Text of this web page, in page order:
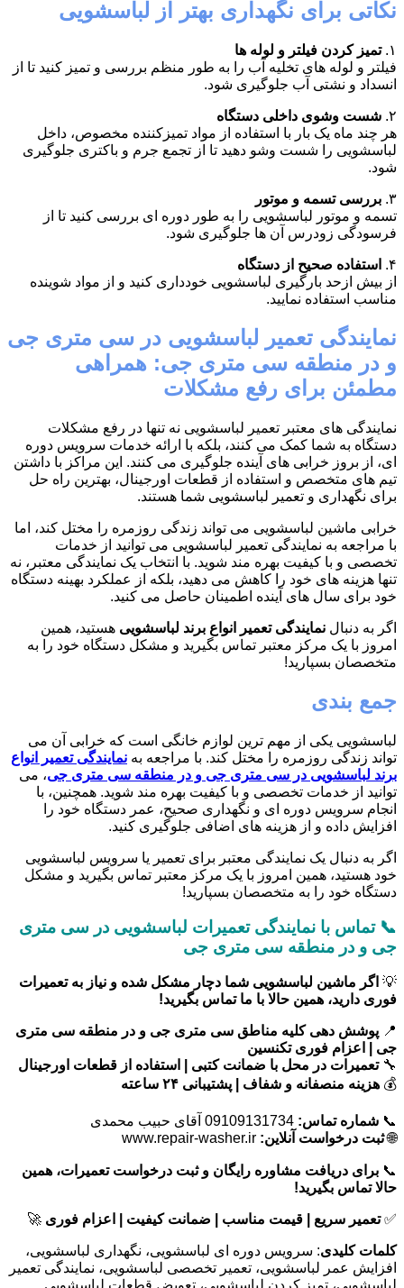
نکاتی برای نگهداری بهتر از لباسشویی
۱. تمیز کردن فیلتر و لوله ها
فیلتر و لوله های تخلیه آب را به طور منظم بررسی و تمیز کنید تا از
انسداد و نشتی آب جلوگیری شود.
۲. شست وشوی داخلی دستگاه
هر چند ماه یک بار با استفاده از مواد تمیزکننده مخصوص، داخل
لباسشویی را شست وشو دهید تا از تجمع جرم و باکتری جلوگیری
شود.
۳. بررسی تسمه و موتور
تسمه و موتور لباسشویی را به طور دوره ای بررسی کنید تا از
فرسودگی زودرس آن ها جلوگیری شود.
۴.
استفاده صحیح از دستگاه
از بیش ازحد بارگیری لباسشویی خودداری کنید و از مواد شوینده
مناسب استفاده نمایید.
نمایندگی تعمیر لباسشویی در سی متری جی
و در منطقه سی متری جی: همراهی
مطمئن برای رفع مشکلات
نمایندگی های معتبر تعمیر لباسشویی نه تنها در رفع مشکلات
دستگاه به شما کمک می کنند، بلکه با ارائه خدمات سرویس دوره
ای، از بروز خرابی های آینده جلوگیری می کنند. این مراکز با داشتن
تیم های متخصص و استفاده از قطعات اورجینال، بهترین راه حل
برای نگهداری و تعمیر لباسشویی شما هستند.
خرابی ماشین لباسشویی می تواند زندگی روزمره را مختل کند، اما
با مراجعه به نمایندگی تعمیر لباسشویی می توانید از خدمات
تخصصی و با کیفیت بهره مند شوید. با انتخاب یک نمایندگی معتبر، نه
تنها هزینه های خود را کاهش می دهید، بلکه از عملکرد بهینه دستگاه
خود برای سال های آینده اطمینان حاصل می کنید.
اگر به دنبال نمایندگی تعمیر انواع برند لباسشویی هستید، همین
امروز با یک مرکز معتبر تماس بگیرید و مشکل دستگاه خود را به
متخصصان بسپارید!
جمع بندی
لباسشویی یکی از مهم ترین لوازم خانگی است که خرابی آن می
تواند زندگی روزمره را مختل کند. با مراجعه به نمایندگی تعمیر انواع
برند لباسشویی در سی متری جی و در منطقه سی متری جی، می
توانید از خدمات تخصصی و با کیفیت بهره مند شوید. همچنین، با
انجام سرویس دوره ای و نگهداری صحیح، عمر دستگاه خود را
افزایش داده و از هزینه های اضافی جلوگیری کنید.
اگر به دنبال یک نمایندگی معتبر برای تعمیر یا سرویس لباسشویی
خود هستید، همین امروز با یک مرکز معتبر تماس بگیرید و مشکل
دستگاه خود را به متخصصان بسپارید!
📞 تماس با نمایندگی تعمیرات لباسشویی در سی متری
جی و در منطقه سی متری جی
💡 اگر ماشین لباسشویی شما دچار مشکل شده و نیاز به تعمیرات
فوری دارید، همین حالا با ما تماس بگیرید!
📍 پوشش دهی کلیه مناطق سی متری جی و در منطقه سی متری
جی | اعزام فوری تکنسین
🔧تعمیرات در محل با ضمانت کتبی | استفاده از قطعات اورجینال
💰 هزینه منصفانه و شفاف | پشتیبانی ۲۴ ساعته
📞 شماره تماس: 09109131734 آقای حبیب محمدی
🌐ثبت درخواست آنلاین: www.repair-washer.ir
📞 برای دریافت مشاوره رایگان و ثبت درخواست تعمیرات، همین
حالا تماس بگیرید!
✅تعمیر سریع | قیمت مناسب | ضمانت کیفیت | اعزام فوری 🚀
کلمات کلیدی: سرویس دوره ای لباسشویی، نگهداری لباسشویی،
افزایش عمر لباسشویی، تعمیر تخصصی لباسشویی، نمایندگی تعمیر